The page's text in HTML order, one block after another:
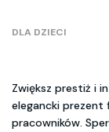
DLA DZIECI
Zwiększ prestiż i
elegancki prezent
pracowników.